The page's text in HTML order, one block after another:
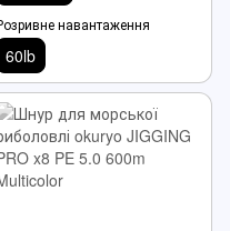
навантаження
60lb